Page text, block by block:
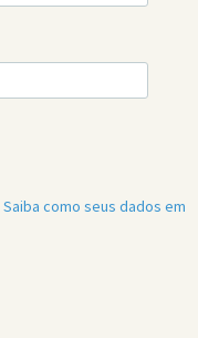
Saiba como seus dados em